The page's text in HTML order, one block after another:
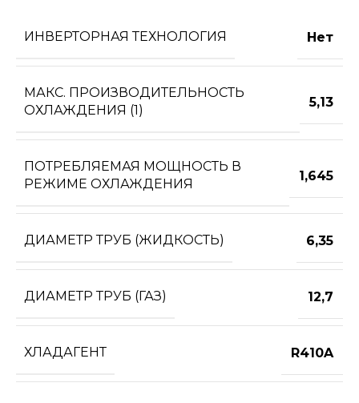
ИНВЕРТОРНАЯ ТЕХНОЛОГИЯ Нет
МАКС. ПРОИЗВОДИТЕЛЬНОСТЬ
ОХЛАЖДЕНИЯ (1)
5,13
ПОТРЕБЛЯЕМАЯ МОЩНОСТЬ В
РЕЖИМЕ ОХЛАЖДЕНИЯ
1,645
ДИАМЕТР ТРУБ (ЖИДКОСТЬ) 6,35
ДИАМЕТР ТРУБ (ГАЗ) 12,7
ХЛАДАГЕНТ R410A